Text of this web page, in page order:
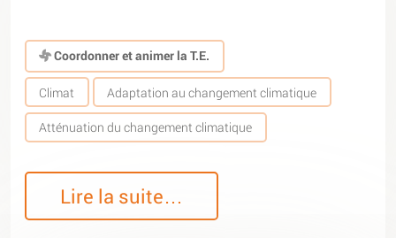
Coordonner et animer la T.E.
Climat Adaptation au changement climatique
Atténuation du changement climatique
Lire la suite…